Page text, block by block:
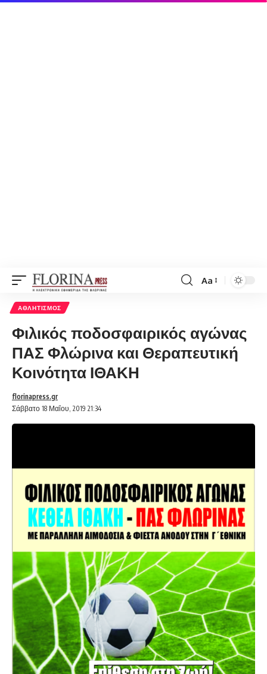
Font
Aa
ΑΘΛΗΤΙΣΜΌΣ
Φιλικός ποδοσφαιρικός αγώνας
ΠΑΣ Φλώρινα και Θεραπευτική
Κοινότητα ΙΘΑΚΗ
Σάββατο 18 Μαΐου, 2019 21:34
florinapress.gr